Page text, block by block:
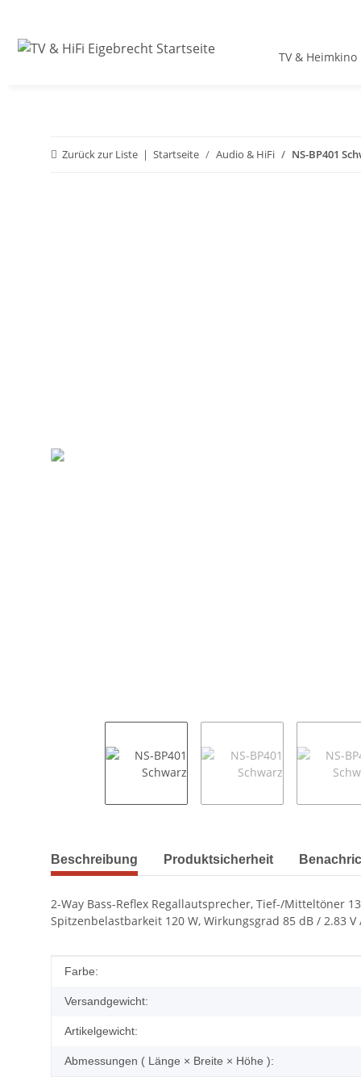
TV & Heimkino
Zurück zur Liste Startseite Audio & HiFi NS-BP401
weitere Registerkarten anzeigen
Beschreibung Produktsicherheit
2-Way Bass-Reflex Regallautsprecher, Tief-/Mitteltöner
Spitzenbelastbarkeit 120 W, Wirkungsgrad 85 dB / 2.83
Produkteigenschaft
Wert
Farbe:
Versandgewicht:
Artikelgewicht:
Abmessungen ( Länge × Breite × Höhe ):